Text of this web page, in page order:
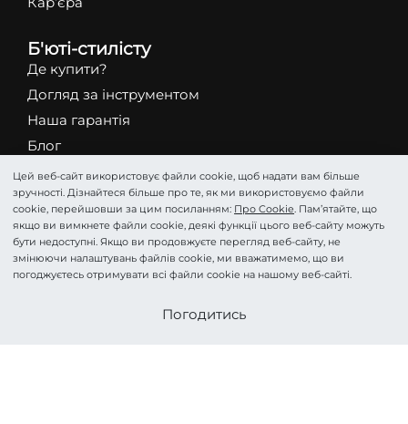
Б'юті-стилісту
Де купити?
Догляд за інструментом
Наша гарантія
Блог
STALEKS Nail Center Warsaw
STALEKS Service Center Warsaw
Каталог
Абразиви
Стати партнером
Цей веб-сайт використовує файли cookie, щоб надати вам більше
зручності. Дізнайтеся більше про те, як ми використовуємо файли
cookie, перейшовши за цим посиланням: Про Cookie. Пам’ятайте, що
якщо ви вимкнете файли cookie, деякі функції цього веб-сайту можуть
бути недоступні. Якщо ви продовжуєте перегляд веб-сайту, не
змінюючи налаштувань файлів cookie, ми вважатимемо, що ви
погоджуєтесь отримувати всі файли cookie на нашому веб-сайті.
Погодитись